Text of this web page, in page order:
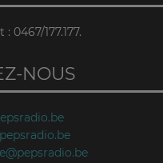
0467/177.177.
NOUS